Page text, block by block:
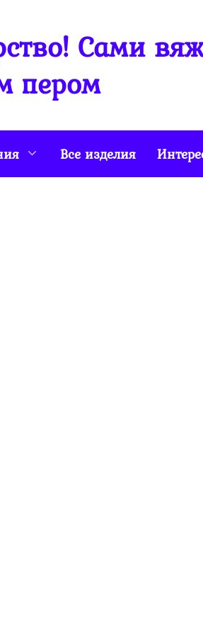
Сами
пером
Все изделия